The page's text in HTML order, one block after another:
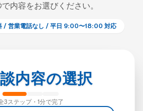
内容をお選びください。
/ 営業電話なし / 平日 9:00〜18:00 対応
内容の選択
3ステップ・1分で完了